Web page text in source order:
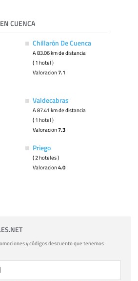
CUENCA
Chillarón De Cuenca
A 83.06 km de distancia
( 1 hotel )
Valoracion7.1
Valdecabras
A 87.41 km de distancia
( 1 hotel )
Valoracion7.3
Priego
( 2 hoteles )
Valoracion4.0
y códigos descuento que tenemos